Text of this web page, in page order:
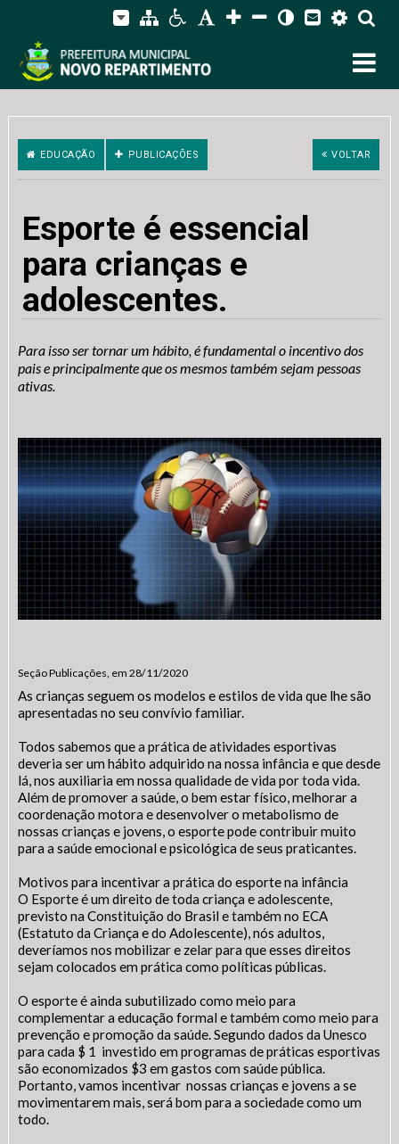
EDUCAÇÃO PUBLICAÇÕES VOLTAR
Esporte é essencial
para crianças e
adolescentes.
Para isso ser tornar um hábito, é fundamental o incentivo dos
pais e principalmente que os mesmos também sejam pessoas
ativas.
Seção Publicações, em 28/11/2020
As crianças seguem os modelos e estilos de vida que lhe são
apresentadas no seu convívio familiar.
Todos sabemos que a prática de atividades esportivas
deveria ser um hábito adquirido na nossa infância e que desde
lá, nos auxiliaria em nossa qualidade de vida por toda vida.
Além de promover a saúde, o bem estar físico, melhorar a
coordenação motora e desenvolver o metabolismo de
nossas crianças e jovens, o esporte pode contribuir muito
para a saúde emocional e psicológica de seus praticantes.
Motivos para incentivar a prática do esporte na infância
O Esporte é um direito de toda criança e adolescente,
previsto na Constituição do Brasil e também no ECA
(Estatuto da Criança e do Adolescente), nós adultos,
deveríamos nos mobilizar e zelar para que esses direitos
sejam colocados em prática como políticas públicas.
O esporte é ainda subutilizado como meio para
complementar a educação formal e também como meio para
prevenção e promoção da saúde. Segundo dados da Unesco
para cada $ 1 investido em programas de práticas esportivas
são economizados $3 em gastos com saúde pública.
Portanto, vamos incentivar nossas crianças e jovens a se
movimentarem mais, será bom para a sociedade como um
todo.